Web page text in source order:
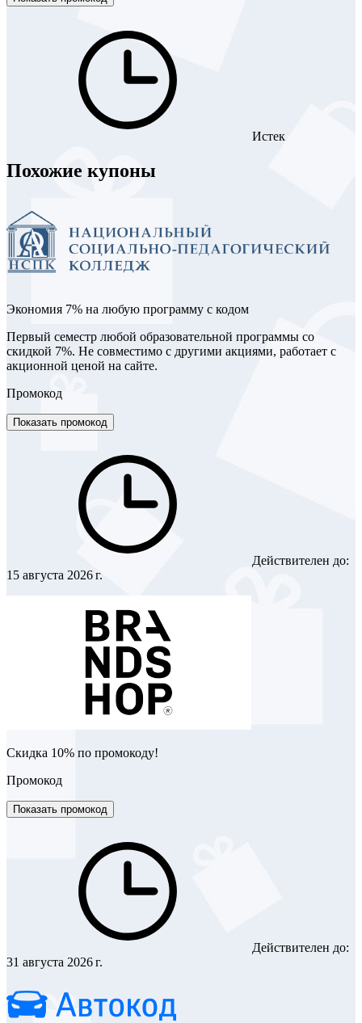
Истек
Похожие купоны
Экономия 7% на любую программу с кодом
Первый семестр любой образовательной программы со
скидкой 7%. Не совместимо с другими акциями, работает с
акционной ценой на сайте.
Промокод
Показать промокод
Действителен до:
15 августа 2026 г.
Скидка 10% по промокоду!
Промокод
Показать промокод
Действителен до:
31 августа 2026 г.